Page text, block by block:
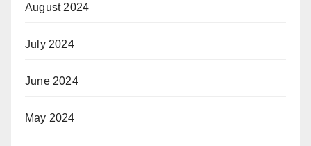
August 2024
July 2024
June 2024
May 2024